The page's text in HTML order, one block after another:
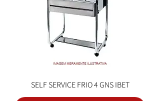
SELF SERVICE FRIO 4 GNS IBET